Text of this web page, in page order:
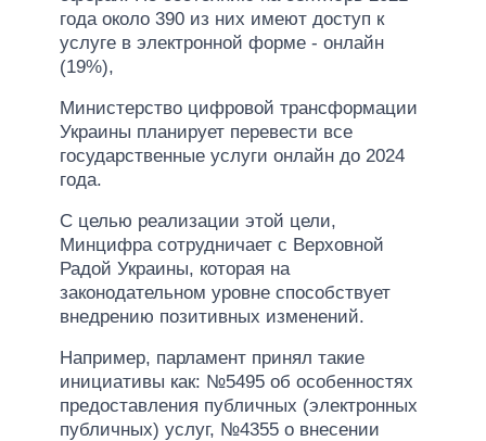
года около 390 из них имеют доступ к
услуге в электронной форме - онлайн
(19%),
Министерство цифровой трансформации
Украины планирует перевести все
государственные услуги онлайн до 2024
года.
С целью реализации этой цели,
Минцифра сотрудничает с Верховной
Радой Украины, которая на
законодательном уровне способствует
внедрению позитивных изменений.
Например, парламент принял такие
инициативы как: №5495 об особенностях
предоставления публичных (электронных
публичных) услуг, №4355 о внесении